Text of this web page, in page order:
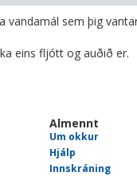
vandamál sem þig
eins fljótt og auðið er.
Almennt
Um okkur
Hjálp
Innskráning